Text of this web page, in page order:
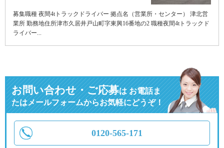
募集職種 夜間4tトラックドライバー 拠点名（営業所・センター） 津北営
業所 勤務地住所津市久居井戸山町字東興16番地の2 職種夜間4tトラックド
ライバー...
お問い合わせ・ご応募はお電話ま
たはメールフォームからお気軽にどうぞ！
0120-565-171